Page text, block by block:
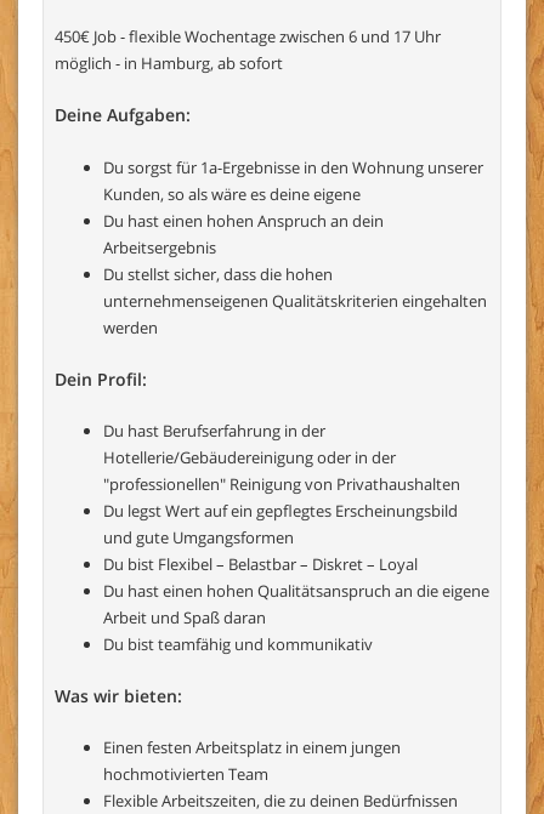
450€ Job - flexible Wochentage zwischen 6 und 17 Uhr
möglich - in Hamburg, ab sofort
Deine Aufgaben:
Du sorgst für 1a-Ergebnisse in den Wohnung unserer
Kunden, so als wäre es deine eigene
Du hast einen hohen Anspruch an dein
Arbeitsergebnis
Du stellst sicher, dass die hohen
unternehmenseigenen Qualitätskriterien eingehalten
werden
Dein Profil:
Du hast Berufserfahrung in der
Hotellerie/Gebäudereinigung oder in der
"professionellen" Reinigung von Privathaushalten
Du legst Wert auf ein gepflegtes Erscheinungsbild
und gute Umgangsformen
Du bist Flexibel – Belastbar – Diskret – Loyal
Du hast einen hohen Qualitätsanspruch an die eigene
Arbeit und Spaß daran
Du bist teamfähig und kommunikativ
Was wir bieten:
Einen festen Arbeitsplatz in einem jungen
hochmotivierten Team
Flexible Arbeitszeiten, die zu deinen Bedürfnissen